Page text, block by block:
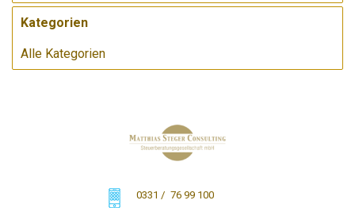
Kategorien
Alle Kategorien
0331 / 76 99 100